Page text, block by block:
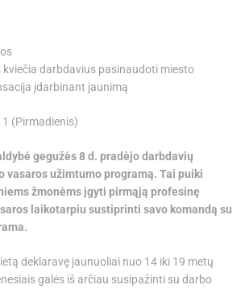
kviečia darbdavius pasinaudoti miesto
įdarbinant jaunimą
(Pirmadienis)
gegužės 8 d. pradėjo darbdavių
vasaros užimtumo programą. Tai puiki
žmonėms įgyti pirmąją profesinę
laikotarpiu sustiprinti savo komandą su
deklaravę jaunuoliai nuo 14 iki 19 metų
galės iš arčiau susipažinti su darbo